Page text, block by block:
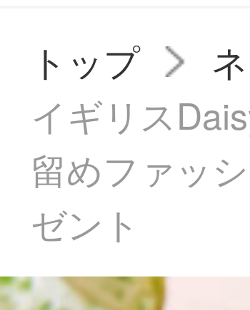
トップ
イギリス
留めファッ
ゼント